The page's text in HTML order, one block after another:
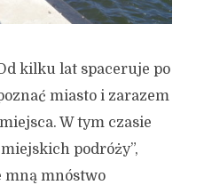
kilku lat spaceruje po
miasto i zarazem
W tym czasie
podróży”,
mną mnóstwo